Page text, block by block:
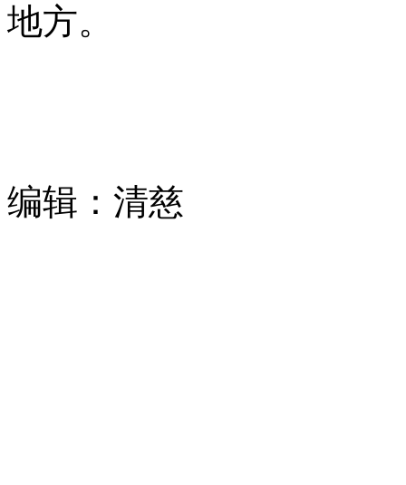
地方。
编辑：清慈